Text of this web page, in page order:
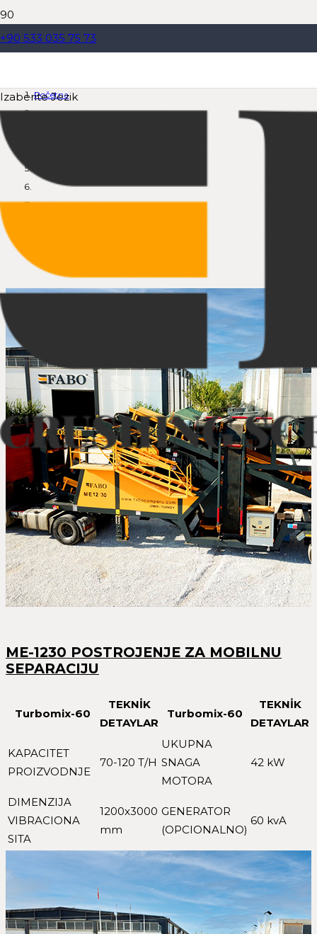
+90 533 035 75 73
Izaberite Jezik
Početna
Mobilne separacije sa sistemom pranja
ME-1230 POSTROJENJE ZA MOBILNU
SEPARACIJU
Turbomix-60
TEKNİK
DETAYLAR
Turbomix-60
TEKNİK
DETAYLAR
KAPACITET
PROIZVODNJE
70-120 T/H
UKUPNA
SNAGA
MOTORA
42 kW
DIMENZIJA
VIBRACIONA
SITA
1200x3000
mm
GENERATOR
(OPCIONALNO)
60 kvA